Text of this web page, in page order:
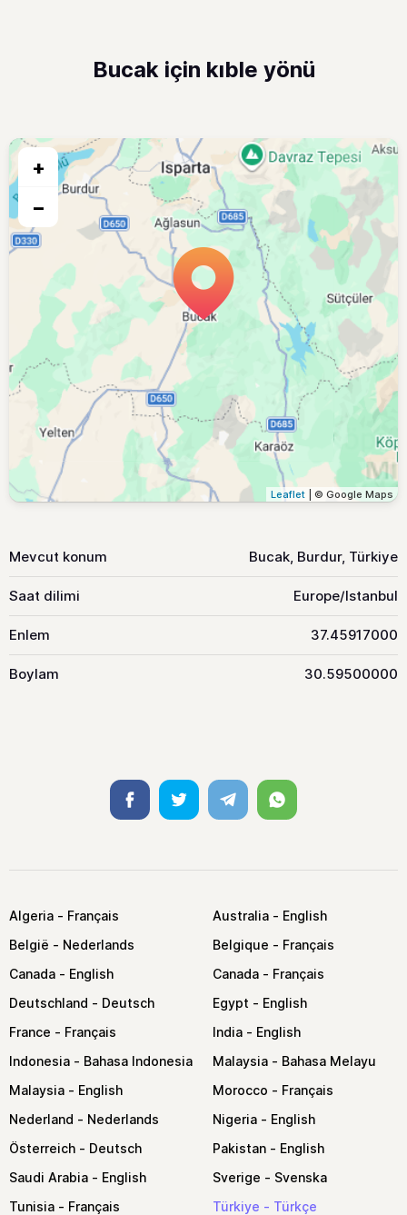
Bucak için kıble yönü
+
−
Leaflet | © Google Maps
Mevcut konum Bucak, Burdur, Türkiye
Saat dilimi Europe/Istanbul
Enlem 37.45917000
Boylam 30.59500000
FacebookTwitter TelegramWhatsapp
Algeria
Australia
België
Belgique
Canada
Canada
Deutschland
Egypt
France
India
Indonesia
Malaysia
Malaysia
Morocco
Nederland
Nigeria
Österreich
Pakistan
Saudi Arabia
Sverige
Tunisia
Türkiye